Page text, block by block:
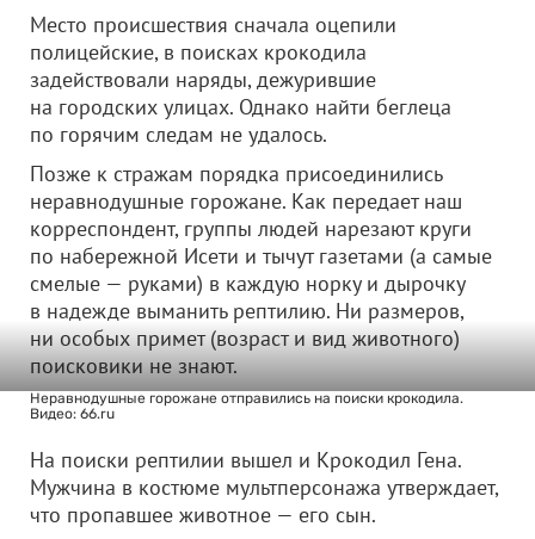
Место происшествия сначала оцепили
полицейские, в поисках крокодила
задействовали наряды, дежурившие
на городских улицах. Однако найти беглеца
по горячим следам не удалось.
Позже к стражам порядка присоединились
неравнодушные горожане. Как передает наш
корреспондент, группы людей нарезают круги
по набережной Исети и тычут газетами (а самые
смелые — руками) в каждую норку и дырочку
в надежде выманить рептилию. Ни размеров,
ни особых примет (возраст и вид животного)
поисковики не знают.
Неравнодушные горожане отправились на поиски крокодила.
Видео: 66.ru
На поиски рептилии вышел и Крокодил Гена.
Мужчина в костюме мультперсонажа утверждает,
что пропавшее животное — его сын.